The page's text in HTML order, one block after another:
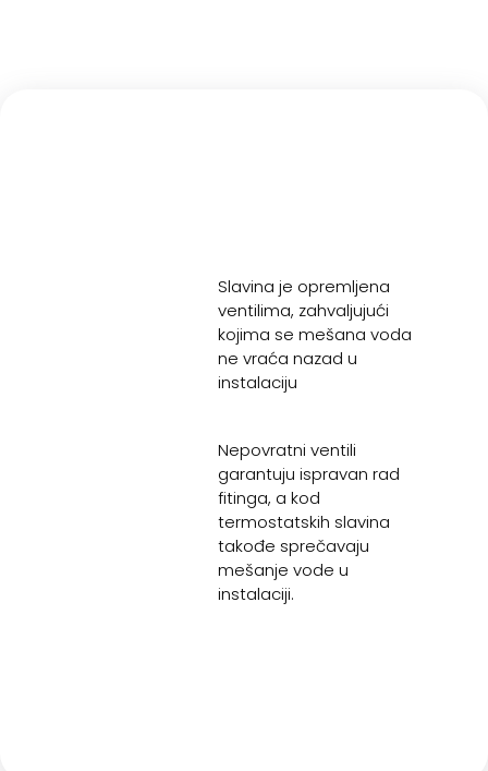
Slavina je opremljena
ventilima, zahvaljujući
kojima se mešana voda
ne vraća nazad u
instalaciju
Nepovratni ventili
garantuju ispravan rad
fitinga, a kod
termostatskih slavina
takođe sprečavaju
mešanje vode u
instalaciji.